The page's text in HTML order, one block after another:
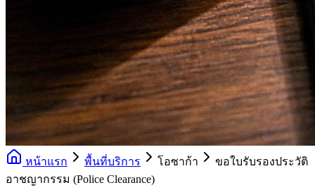
หน้าแรก พื้นที่บริการ โอซาก้า
ขอใบรับรองประวัติ
อาชญากรรม (Police Clearance)